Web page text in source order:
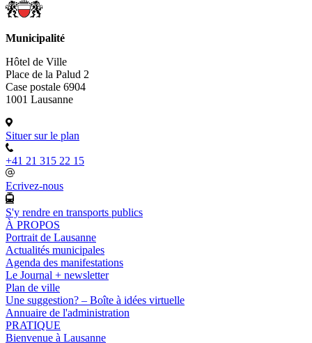
Municipalité
Hôtel de Ville
Place de la Palud 2
Case postale 6904
1001 Lausanne
Situer sur le plan
+41 21 315 22 15
Ecrivez-nous
S'y rendre en transports publics
À PROPOS
Portrait de Lausanne
Actualités municipales
Agenda des manifestations
Le Journal + newsletter
Plan de ville
Une suggestion? – Boîte à idées virtuelle
Annuaire de l'administration
PRATIQUE
Bienvenue à Lausanne